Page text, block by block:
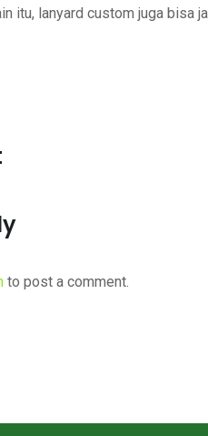
itu, lanyard custom juga bisa
to post a comment.